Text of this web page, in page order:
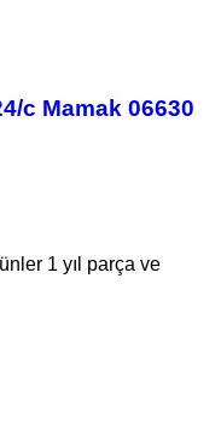
c Mamak 06630
1 yıl parça ve